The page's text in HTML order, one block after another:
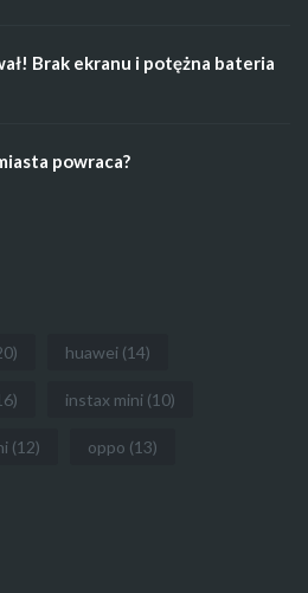
Brak ekranu i potężna bateria
powraca?
huawei (14)
instax mini (10)
(12) oppo (13)